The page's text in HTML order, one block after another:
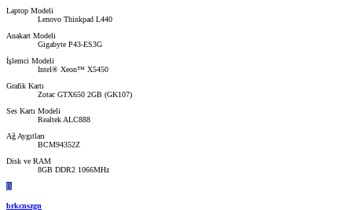
Laptop Modeli
Lenovo Thinkpad L440
Anakart Modeli
Gigabyte P43-ES3G
İşlemci Modeli
Intel® Xeon™ X5450
Grafik Kartı
Zotac GTX650 2GB (GK107)
Ses Kartı Modeli
Realtek ALC888
Ağ Aygıtları
BCM94352Z
Disk ve RAM
8GB DDR2 1066MHz
B
brkcnszgn